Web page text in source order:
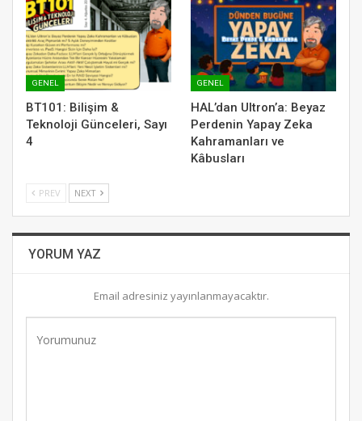
GENEL
BT101: Bilişim &
Teknoloji Günceleri, Sayı
4
GENEL
HAL’dan Ultron’a: Beyaz
Perdenin Yapay Zeka
Kahramanları ve
Kâbusları
PREV NEXT
YORUM YAZ
Email adresiniz yayınlanmayacaktır.